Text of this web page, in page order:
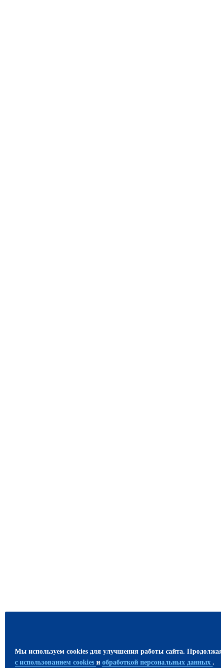
Мы используем cookies для улучшения работы сайта.
с использованием cookies и обработкой персональных данных .